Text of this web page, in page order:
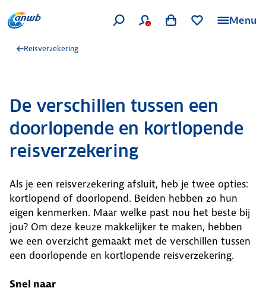
Menu
Reisverzekering
De verschillen tussen een
doorlopende en kortlopende
reisverzekering
Als je een reisverzekering afsluit, heb je twee opties:
kortlopend of doorlopend. Beiden hebben zo hun
eigen kenmerken. Maar welke past nou het beste bij
jou? Om deze keuze makkelijker te maken, hebben
we een overzicht gemaakt met de verschillen tussen
een doorlopende en kortlopende reisverzekering.
Snel naar